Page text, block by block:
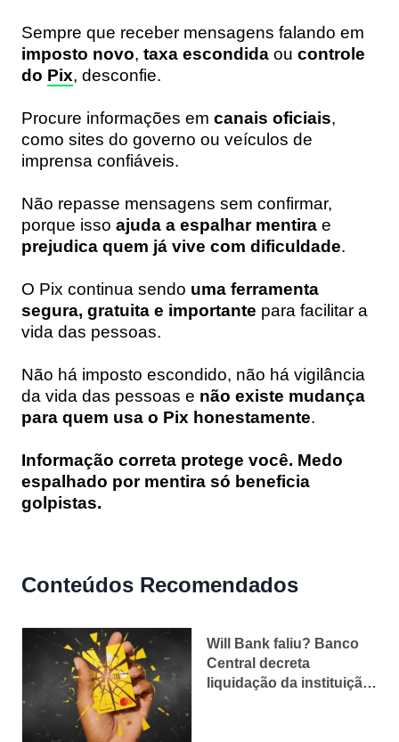
Sempre que receber mensagens falando em
imposto novo, taxa escondida ou controle
do Pix, desconfie.
Procure informações em canais oficiais,
como sites do governo ou veículos de
imprensa confiáveis.
Não repasse mensagens sem confirmar,
porque isso ajuda a espalhar mentira e
prejudica quem já vive com dificuldade.
O Pix continua sendo uma ferramenta
segura, gratuita e importante para facilitar a
vida das pessoas.
Não há imposto escondido, não há vigilância
da vida das pessoas e não existe mudança
para quem usa o Pix honestamente.
Informação correta protege você. Medo
espalhado por mentira só beneficia
golpistas.
Conteúdos Recomendados
Will Bank faliu? Banco
Central decreta
liquidação da instituição;